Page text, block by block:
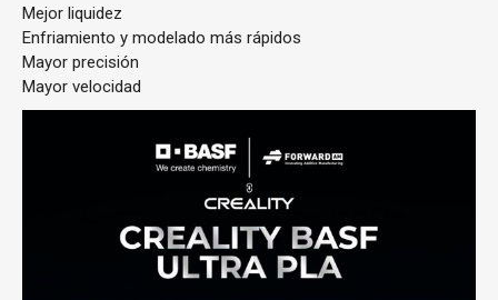
Mejor liquidez
Enfriamiento y modelado más rápidos
Mayor precisión
Mayor velocidad